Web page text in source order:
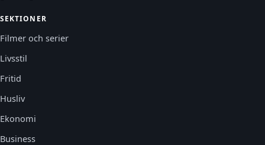
SEKTIONER
Filmer och serier
Livsstil
Fritid
Husliv
Ekonomi
Business